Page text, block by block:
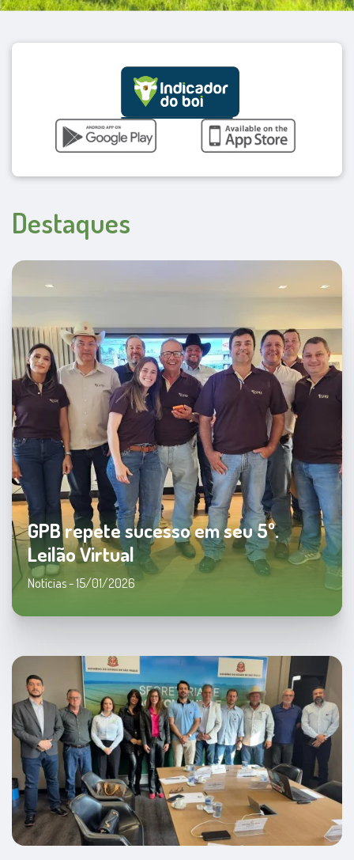
Destaques
GPB repete sucesso em seu 5º.
Leilão Virtual
Notícias - 15/01/2026